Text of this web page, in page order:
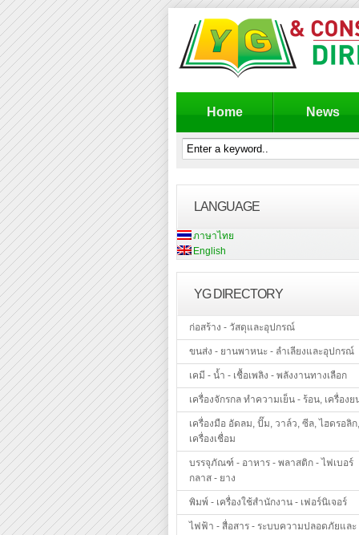
Home News
LANGUAGE
ภาษาไทย
English
YG DIRECTORY
ก่อสร้าง - วัสดุและอุปกรณ์
ขนส่ง - ยานพาหนะ - ลำเลียงและอุปกรณ์
เคมี - น้ำ - เชื้อเพลิง - พลังงานทางเลือก
เครื่องจักรกล ทำความเย็น - ร้อน, เครื่องย
เครื่องมือ อัดลม, ปั๊ม, วาล์ว, ซีล, ไฮดรอลิก,
เครื่องเชื่อม
บรรจุภัณฑ์ - อาหาร - พลาสติก - ไฟเบอร์
กลาส - ยาง
พิมพ์ - เครื่องใช้สำนักงาน - เฟอร์นิเจอร์
ไฟฟ้า - สื่อสาร - ระบบความปลอดภัยและ